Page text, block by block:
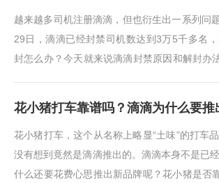
越来越多司机注册滴滴，但也衍生出一系列问
29日，滴滴已经封禁司机数达到3万5千多名
封怎么办？今天就来说滴滴封禁原因和解封办
花小猪打车靠谱吗？滴滴为什么要推
花小猪打车，这个从名称上略显“土味”的打车
没有想到竟然是滴滴推出的。滴滴本身不是已
什么还要花费心思推出新品牌呢？花小猪是否